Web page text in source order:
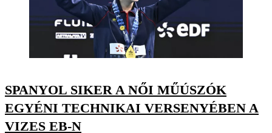
SPANYOL SIKER A NŐI MŰÚSZÓK
EGYÉNI TECHNIKAI VERSENYÉBEN A
VIZES EB-N